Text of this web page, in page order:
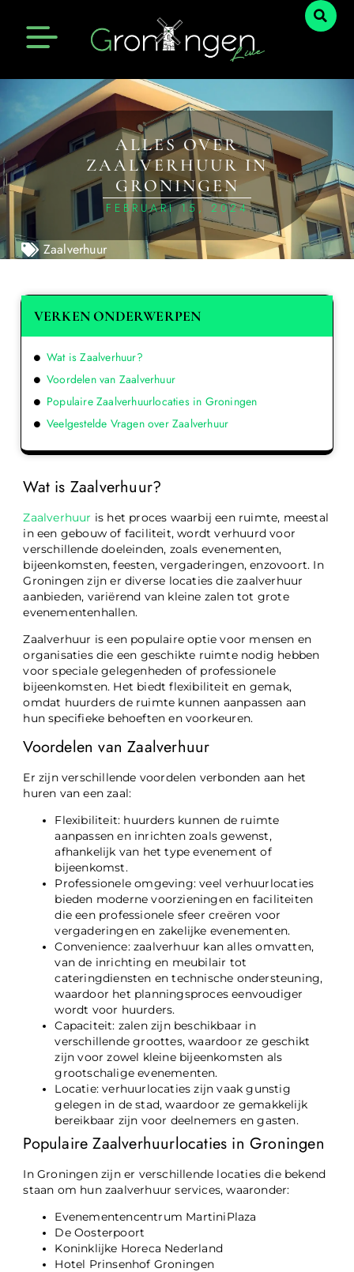
ALLES OVER
ZAALVERHUUR IN
GRONINGEN
FEBRUARI 15, 2024
Zaalverhuur
Wat is Zaalverhuur?
Zaalverhuur is het proces waarbij een ruimte, meestal
in een gebouw of faciliteit, wordt verhuurd voor
verschillende doeleinden, zoals evenementen,
bijeenkomsten, feesten, vergaderingen, enzovoort. In
Groningen zijn er diverse locaties die zaalverhuur
aanbieden, variërend van kleine zalen tot grote
evenementenhallen.
Zaalverhuur is een populaire optie voor mensen en
organisaties die een geschikte ruimte nodig hebben
voor speciale gelegenheden of professionele
bijeenkomsten. Het biedt flexibiliteit en gemak,
omdat huurders de ruimte kunnen aanpassen aan
hun specifieke behoeften en voorkeuren.
Voordelen van Zaalverhuur
Er zijn verschillende voordelen verbonden aan het
huren van een zaal:
Flexibiliteit: huurders kunnen de ruimte
aanpassen en inrichten zoals gewenst,
afhankelijk van het type evenement of
bijeenkomst.
Professionele omgeving: veel verhuurlocaties
bieden moderne voorzieningen en faciliteiten
die een professionele sfeer creëren voor
vergaderingen en zakelijke evenementen.
Convenience: zaalverhuur kan alles omvatten,
van de inrichting en meubilair tot
cateringdiensten en technische ondersteuning,
waardoor het planningsproces eenvoudiger
wordt voor huurders.
Capaciteit: zalen zijn beschikbaar in
verschillende groottes, waardoor ze geschikt
zijn voor zowel kleine bijeenkomsten als
grootschalige evenementen.
Locatie: verhuurlocaties zijn vaak gunstig
gelegen in de stad, waardoor ze gemakkelijk
bereikbaar zijn voor deelnemers en gasten.
Populaire Zaalverhuurlocaties in Groningen
In Groningen zijn er verschillende locaties die bekend
staan om hun zaalverhuur services, waaronder:
Evenementencentrum MartiniPlaza
De Oosterpoort
Koninklijke Horeca Nederland
Hotel Prinsenhof Groningen
VERKEN ONDERWERPEN
Wat is Zaalverhuur?
Voordelen van Zaalverhuur
Populaire Zaalverhuurlocaties in Groningen
Veelgestelde Vragen over Zaalverhuur